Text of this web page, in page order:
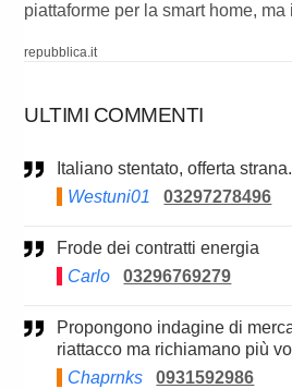
piattaforme per la smart home, ma
repubblica.it
ULTIMI COMMENTI
Italiano stentato, offerta
Westuni01
03297278496
Frode dei contratti energia
Carlo
03296769279
Propongono indagine di mercato, ovviamente
riattacco ma richiamano più
Chaprnks
0931592986